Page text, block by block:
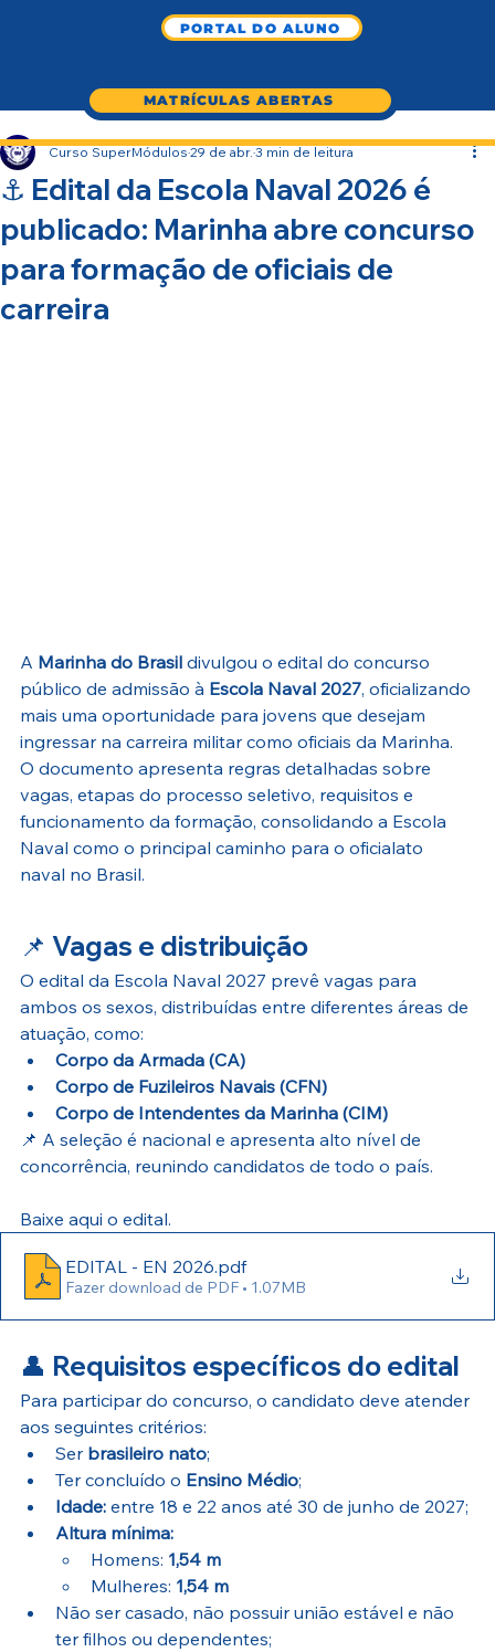
MATRÍCULAS ABERTAS
PORTAL DO ALUNO
⚓ Edital da Escola Naval 2026 é
publicado: Marinha abre concurso
para formação de oficiais de
carreira
Curso SuperMódulos 29 de abr. 3 min de leitura
A Marinha do Brasil divulgou o edital do concurso
público de admissão à Escola Naval 2027, oficializando
mais uma oportunidade para jovens que desejam
ingressar na carreira militar como oficiais da Marinha.
O documento apresenta regras detalhadas sobre
vagas, etapas do processo seletivo, requisitos e
funcionamento da formação, consolidando a Escola
Naval como o principal caminho para o oficialato
naval no Brasil.
📌 Vagas e distribuição
O edital da Escola Naval 2027 prevê vagas para
ambos os sexos, distribuídas entre diferentes áreas de
atuação, como:
Corpo da Armada (CA)
Corpo de Fuzileiros Navais (CFN)
Corpo de Intendentes da Marinha (CIM)
📌 A seleção é nacional e apresenta alto nível de
concorrência, reunindo candidatos de todo o país.
Baixe aqui o edital.
EDITAL - EN 2026.pdf
Fazer download de PDF • 1.07MB
👤 Requisitos específicos do edital
Para participar do concurso, o candidato deve atender
aos seguintes critérios:
Ser brasileiro nato;
Ter concluído o Ensino Médio;
Idade: entre 18 e 22 anos até 30 de junho de 2027;
Altura mínima:
Homens: 1,54 m
Mulheres: 1,54 m
Não ser casado, não possuir união estável e não
ter filhos ou dependentes;